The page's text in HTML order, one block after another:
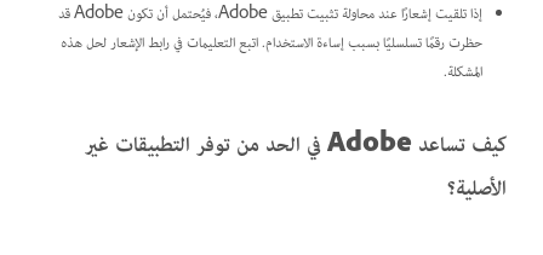
إذا تلقيت إشعارًا عند محاولة تثبيت تطبيق Adobe، فيُحتمل أن تكون Adobe قد
حظرت رقمًا تسلسليًا بسبب إساءة الاستخدام. اتبع التعليمات في رابط الإشعار لحل هذه
المشكلة.
كيف تساعد Adobe في الحد من توفر التطبيقات غير
الأصلية؟